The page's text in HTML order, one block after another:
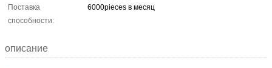
Поставка
способности:
6000pieces в месяц
описание